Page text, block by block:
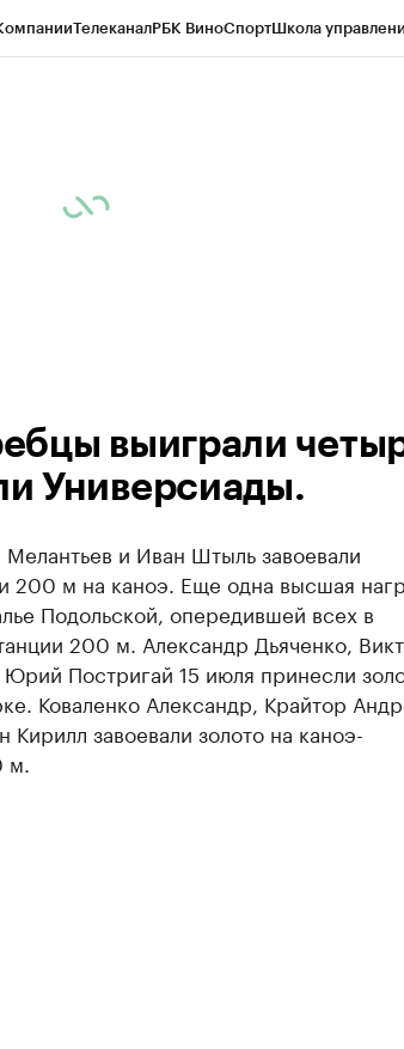
ТелеканалРБК ВиноСпортШкола
выиграли
Универсиады.
и Иван Штыль завоевали
200 м на каноэ. Еще одна высшая
Подольской, опередившей всех в
200 м. Александр Дьяченко,
Постригай 15 июля принесли
Коваленко Александр, Крайтор
завоевали золото на каноэ-